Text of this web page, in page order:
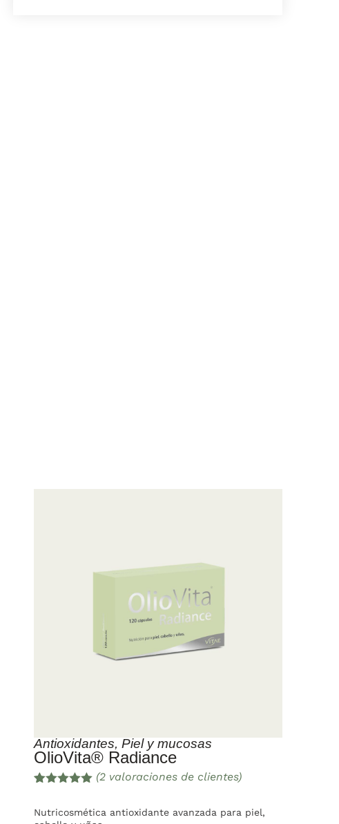
Antioxidantes, Piel y mucosas
OlioVita® Radiance
5 en base
(2 valoraciones de clientes)
Nutricosmética antioxidante avanzada para piel,